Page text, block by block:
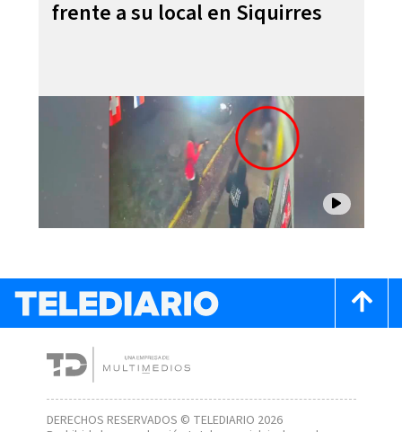
frente a su local en Siquirres
DERECHOS RESERVADOS © TELEDIARIO 2026